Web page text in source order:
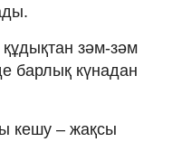
құдықтан зәм-зәм
барлық күнадан
кешу – жақсы